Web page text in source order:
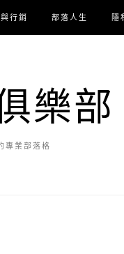
行銷 部落人生 隱
樂部
專業部落格